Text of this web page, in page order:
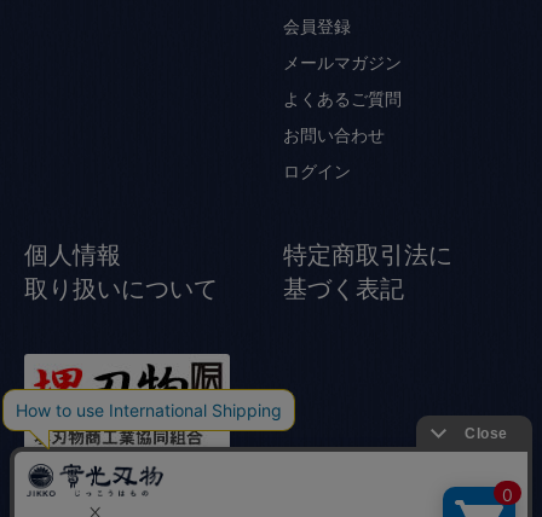
会員登録
メールマガジン
よくあるご質問
お問い合わせ
ログイン
個人情報
取り扱いについて
特定商取引法に
基づく表記